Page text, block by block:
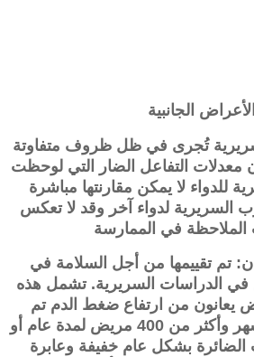
الأعراض الجانبية
تُجرى في ظل ظروف متفاوتة
التفاعل الضار التي لوحظت
للدواء لا يمكن مقارنتها مباشرة
السريرية لدواء آخر وقد لا تعكس
الملاحظة في الممارسة
: تم تقييمها من أجل السلامة في
موضوع في الدراسات السريرية. تشمل هذه
1300 مريض يعانون من ارتفاع ضغط الدم تم
علاجهم لأكثر من 6 أشهر وأكثر من 400 مريض لمدة عام أو
الضائرة بشكل عام خفيفة وعابرة